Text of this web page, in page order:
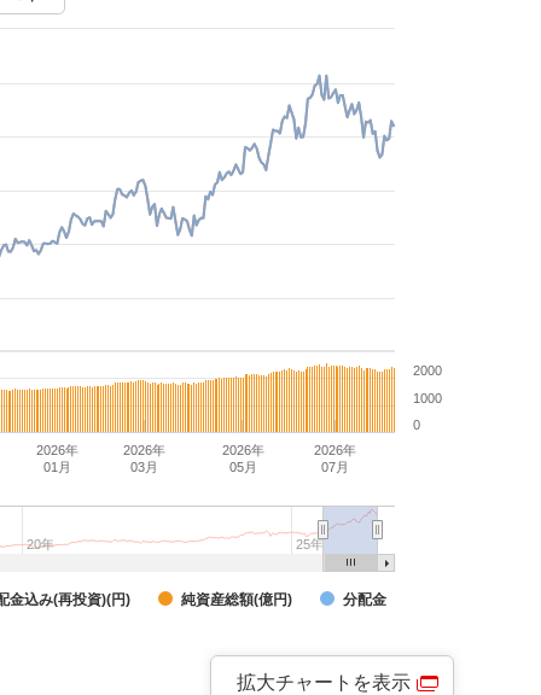
2026年
01月
2026年
03月
2026年
05月
2026年
07月
20年 25年
金込み(再投資)(円) 純資産総額(億円) 分配金
0
1000
2000
拡大チャートを表示